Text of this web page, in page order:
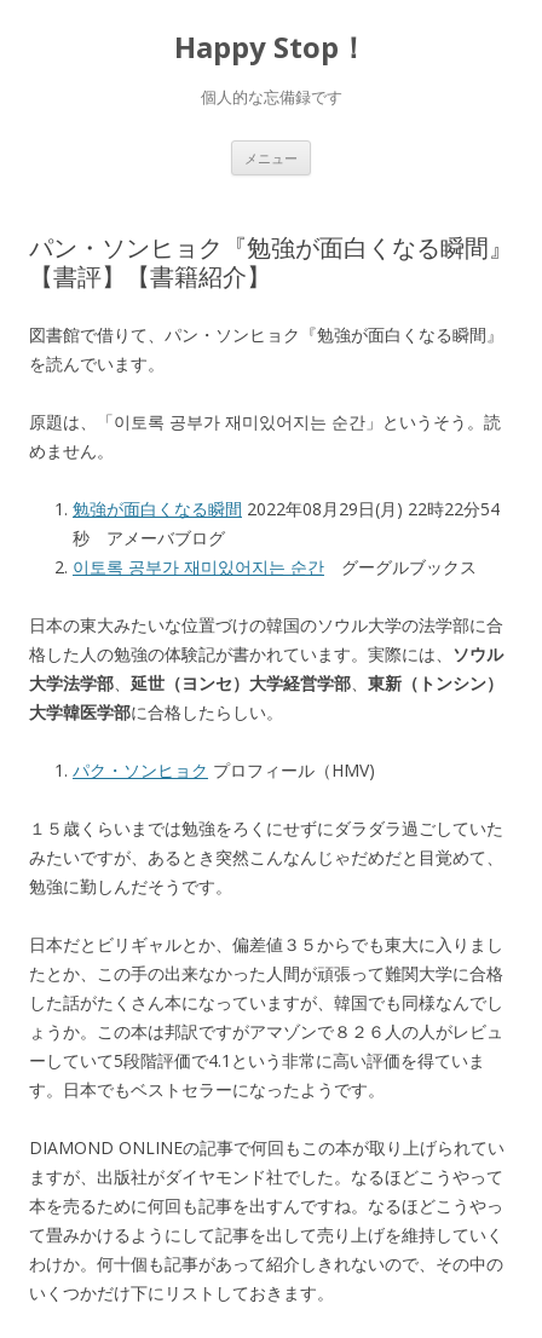
Happy Stop！
個人的な忘備録です
メニュー
へ
ス
キ
パン・ソンヒョク『勉強が面白くなる瞬間』
【書評】【書籍紹介】
図書館で借りて、パン・ソンヒョク『勉強が面白くなる瞬間』
を読んでいます。
原題は、「이토록 공부가 재미있어지는 순간」というそう。読
めません。
勉強が面白くなる瞬間 2022年08月29日(月) 22時22分54
秒 アメーバブログ
이토록 공부가 재미있어지는 순간 グーグルブックス
日本の東大みたいな位置づけの韓国のソウル大学の法学部に合
格した人の勉強の体験記が書かれています。実際には、
ソウル
大学法学部、 延世（ヨンセ）大学経営学部、 東新（トンシン）
大学韓医学部に合格したらしい。
パク・ソンヒョク プロフィール（HMV)
１５歳くらいまでは勉強をろくにせずにダラダラ過ごしていた
みたいですが、あるとき突然こんなんじゃだめだと目覚めて、
勉強に勤しんだそうです。
日本だとビリギャルとか、偏差値３５からでも東大に入りまし
たとか、この手の出来なかった人間が頑張って難関大学に合格
した話がたくさん本になっていますが、韓国でも同様なんでし
ょうか。この本は邦訳ですがアマゾンで８２６人の人がレビュ
ーしていて5段階評価で4.1という非常に高い評価を得ていま
す。日本でもベストセラーになったようです。
DIAMOND ONLINEの記事で何回もこの本が取り上げられてい
ますが、出版社がダイヤモンド社でした。なるほどこうやって
本を売るために何回も記事を出すんですね。なるほどこうやっ
て畳みかけるようにして記事を出して売り上げを維持していく
わけか。何十個も記事があって紹介しきれないので、その中の
いくつかだけ下にリストしておきます。